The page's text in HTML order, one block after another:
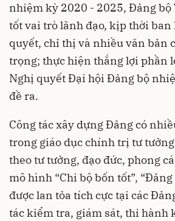
nhiệm kỳ 2020 - 2025, Đảng bộ
tốt vai trò lãnh đạo, kịp thời ban
quyết, chỉ thị và nhiều văn bản
trọng; thực hiện thắng lợi phần
Nghị quyết Đại hội Đảng bộ
đề ra.
Công tác xây dựng Đảng có
trong giáo dục chính trị tư
theo tư tưởng, đạo đức, phong
mô hình “Chi bộ bốn tốt”, “Đảng
được lan tỏa tích cực tại các
tác kiểm tra, giám sát, thi hành